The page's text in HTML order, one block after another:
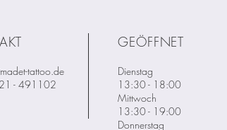
tattoo.de
- 491102
GEÖFFNET
Dienstag
13:30 - 18:00
Mittwoch
13:30 - 19:00
Donnerstag